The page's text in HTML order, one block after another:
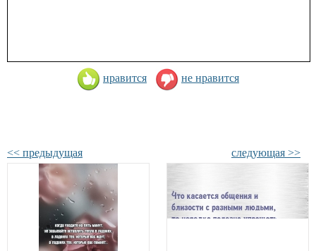
нравится не нравится
<< предыдущая следующая >>